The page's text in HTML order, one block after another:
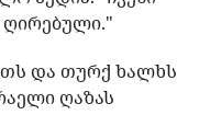
ღირებული."
და თურქ ხალხს
ღაზას